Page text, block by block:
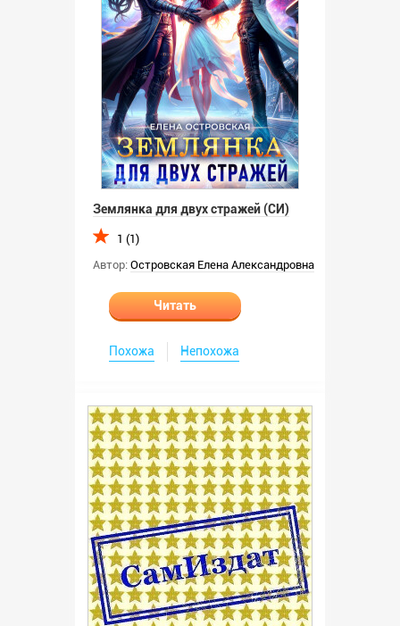
Землянка для двух стражей (СИ)
1 (1)
Автор: Островская Елена Александровна
Читать
Похожа Непохожа